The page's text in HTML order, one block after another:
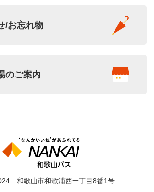
/お忘れ物
のご案内
和歌山市和歌浦西一丁目8番1号